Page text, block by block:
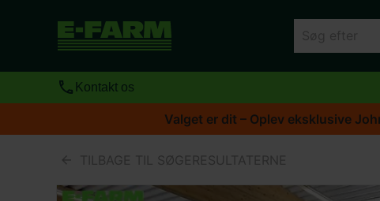
Kontakt os
Valget er dit – Oplev eksklusive
TILBAGE TIL SØGERESULTATERNE